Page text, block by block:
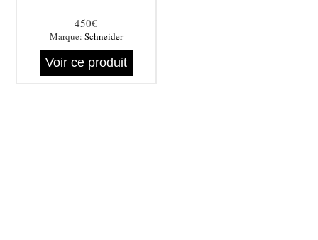
450€
Marque: Schneider
Voir ce produit